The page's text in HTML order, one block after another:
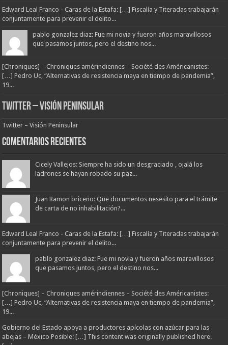
Edward Leal Franco - Caras de la Estafa: […] Fiscalía y Titeradas trabajarán
conjuntamente para prevenir el delito...
pablo gonzalez diaz: Fue mi novia y fueron años maravillosos
que pasamos juntos, pero el destino nos...
[Chroniques] – Chroniques amérindiennes – Société des Américanistes:
[…] Pedro Uc, “Alternativas de resistencia maya en tiempo de pandemia”,
19...
Twitter – Visión Peninsular
Twitter – Visión Peninsular
Comentarios Recientes
Cicely Vallejos: Siempre ha sido un desgraciado , ojalá los
ladrones se hayan robado su paz...
Juan Ramon briceño: Que documentos nesesito para el trámite
de carta de no inhabilitación?...
Edward Leal Franco - Caras de la Estafa: […] Fiscalía y Titeradas trabajarán
conjuntamente para prevenir el delito...
pablo gonzalez diaz: Fue mi novia y fueron años maravillosos
que pasamos juntos, pero el destino nos...
[Chroniques] – Chroniques amérindiennes – Société des Américanistes:
[…] Pedro Uc, “Alternativas de resistencia maya en tiempo de pandemia”,
19...
Gobierno del Estado apoya a productores apícolas con azúcar para las
abejas – México Posible: […] This content was originally published here.